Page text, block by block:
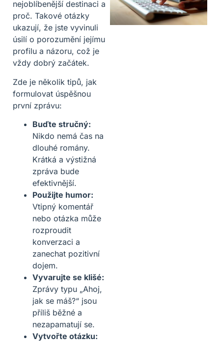
nejoblíbenější destinaci a
proč. Takové otázky
ukazují, že jste vyvinuli
úsilí o porozumění jejímu
profilu a názoru, což je
vždy dobrý začátek.
Zde je několik tipů, jak
formulovat úspěšnou
první zprávu:
Buďte stručný:
Nikdo nemá čas na
dlouhé romány.
Krátká a výstižná
zpráva bude
efektivnější.
Použijte humor:
Vtipný komentář
nebo otázka může
rozproudit
konverzaci a
zanechat pozitivní
dojem.
Vyvarujte se klišé:
Zprávy typu „Ahoj,
jak se máš?“ jsou
příliš běžné a
nezapamatují se.
Vytvořte otázku: